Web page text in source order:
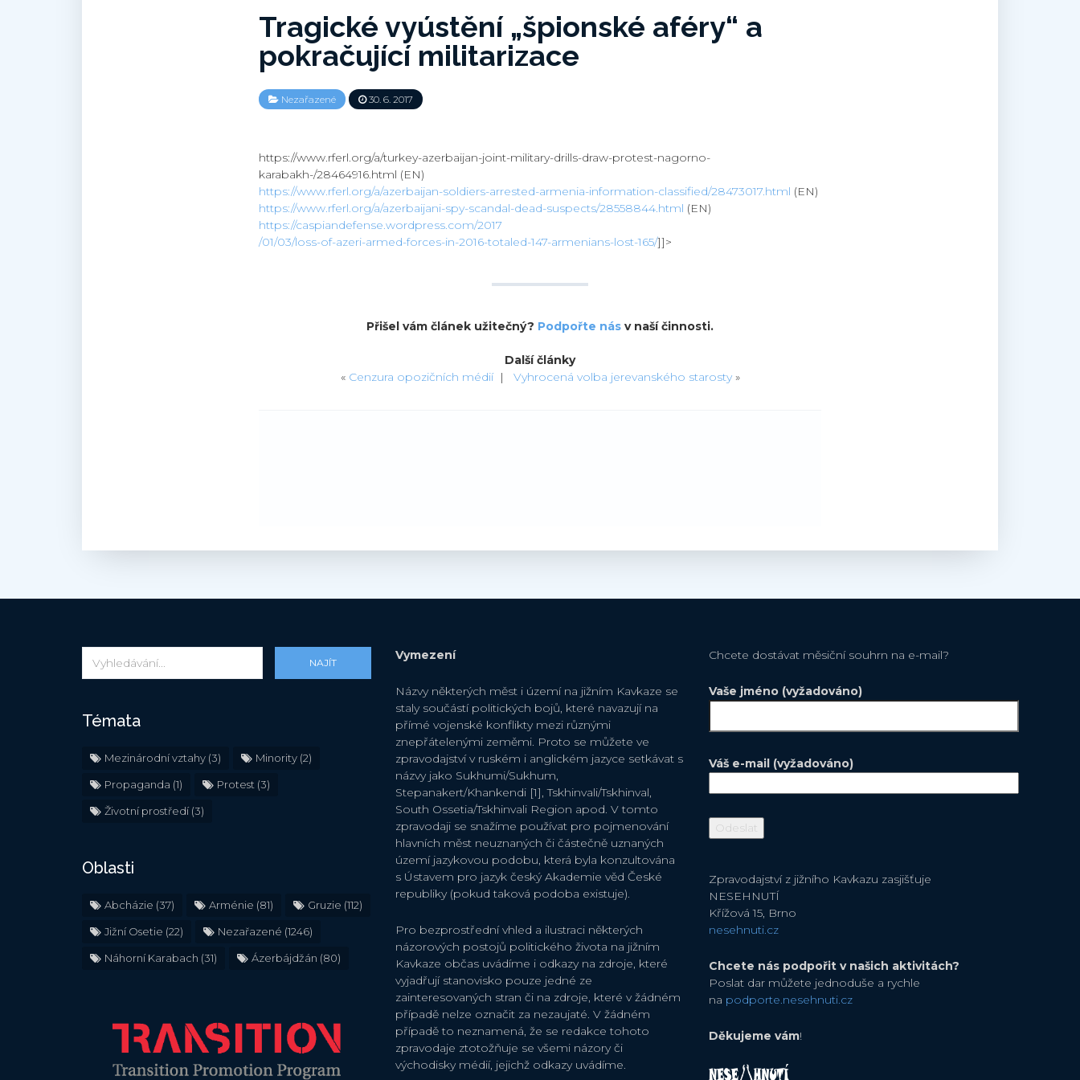
Tragické vyústění „špionské aféry“ a
pokračující militarizace
Nezařazené 30. 6. 2017
https://www.rferl.org/a/turkey-azerbaijan-joint-military-drills-draw-protest-nagorno-
karabakh-/28464916.html (EN)
https://www.rferl.org/a/azerbaijan-soldiers-arrested-armenia-information-classified/28473017.html (EN)
https://www.rferl.org/a/azerbaijani-spy-scandal-dead-suspects/28558844.html (EN)
https://caspiandefense.wordpress.com/2017
/01/03/loss-of-azeri-armed-forces-in-2016-totaled-147-armenians-lost-165/]]>
Přišel vám článek užitečný? Podpořte nás v naší činnosti.
Další články
« Cenzura opozičních médií| Vyhrocená volba jerevanského starosty»
NAJÍT
Témata
Mezinárodní vztahy (3) Minority (2)
Propaganda (1) Protest (3)
Životní prostředí(3)
Oblasti
Abcházie (37) Arménie (81) Gruzie (112)
Jižní Osetie (22) Nezařazené (1246)
Náhorní Karabach (31) Ázerbájdžán (80)
Vymezení
Názvy některých měst i území na jižním Kavkaze se
staly součástí politických bojů, které navazují na
přímé vojenské konflikty mezi různými
znepřátelenými zeměmi. Proto se můžete ve
zpravodajství v ruském i anglickém jazyce setkávat s
názvy jako Sukhumi/Sukhum,
Stepanakert/Khankendi [1], Tskhinvali/Tskhinval,
South Ossetia/Tskhinvali Region apod. V tomto
zpravodaji se snažíme používat pro pojmenování
hlavních měst neuznaných či částečně uznaných
území jazykovou podobu, která byla konzultována
s Ústavem pro jazyk český Akademie věd České
republiky (pokud taková podoba existuje).
Pro bezprostřední vhled a ilustraci některých
názorových postojů politického života na jižním
Kavkaze občas uvádíme i odkazy na zdroje, které
vyjadřují stanovisko pouze jedné ze
zainteresovaných stran či na zdroje, které v žádném
případě nelze označit za nezaujaté. V žádném
případě to neznamená, že se redakce tohoto
zpravodaje ztotožňuje se všemi názory či
východisky médií, jejichž odkazy uvádíme.
Chcete dostávat měsiční souhrn na e-mail?
Vaše jméno (vyžadováno)
Váš e-mail (vyžadováno)
Zpravodajství z jižního Kavkazu zasjišťuje
NESEHNUTÍ
Křížová 15, Brno
nesehnuti.cz
Chcete nás podpořit v našich aktivitách?
Poslat dar můžete jednoduše a rychle
na podporte.nesehnuti.cz
Děkujeme vám!